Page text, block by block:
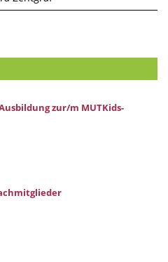
zur/m MUTKids-